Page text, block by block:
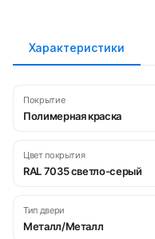
Характеристики
Покрытие
Полимерная краска
Цвет покрытия
RAL 7035 светло-серый
Тип двери
Металл/Металл